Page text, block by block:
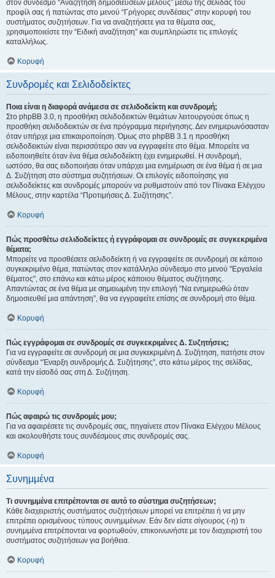
στον σύνδεσμο “Αναζήτηση δημοσιεύσεων μέλους” μέσω της σελίδας του
προφίλ σας ή πατώντας στο μενού “Γρήγορες συνδέσεις” στην κορυφή του
συστήματος συζητήσεων. Για να αναζητήσετε για τα θέματα σας,
χρησιμοποιείστε την “Ειδική αναζήτηση” και συμπληρώστε τις επιλογές
καταλλήλως.
Κορυφή
Συνδρομές και Σελιδοδείκτες
Ποια είναι η διαφορά ανάμεσα σε σελιδοδείκτη και συνδρομή;
Στο phpBB 3.0, η προσθήκη σελιδοδεικτών θεμάτων λειτουργούσε όπως η
προσθήκη σελιδοδεικτών σε ένα πρόγραμμα περιήγησης. Δεν ενημερωνόσασταν
όταν υπήρχε μια επικαιροποίηση. Όμως στο phpBB 3.1 η προσθήκη
σελιδοδεικτών είναι περισσότερο σαν να εγγραφείτε στο θέμα. Μπορείτε να
ειδοποιηθείτε όταν ένα θέμα σελιδοδείκτη έχει ενημερωθεί. Η συνδρομή,
ωστόσο, θα σας ειδοποιήσει όταν υπάρχει μια ενημέρωση σε ένα θέμα ή σε μια
Δ. Συζήτηση στο σύστημα συζητήσεων. Οι επιλογές ειδοποίησης για
σελιδοδείκτες και συνδρομές μπορούν να ρυθμιστούν από τον Πίνακα Ελέγχου
Μέλους, στην καρτέλα “Προτιμήσεις Δ. Συζήτησης”.
Κορυφή
Πώς προσθέτω σελιδοδείκτες ή εγγράφομαι σε συνδρομές σε συγκεκριμένα
θέματα;
Μπορείτε να προσθέσετε σελιδοδείκτη ή να εγγραφείτε σε συνδρομή σε κάποιο
συγκεκριμένο θέμα, πατώντας στον κατάλληλο σύνδεσμο στο μενού "Εργαλεία
θέματος", στο επάνω και κάτω μέρος κάποιου θέματος συζήτησης.
Απαντώντας σε ένα θέμα με σημειωμένη την επιλογή “Να ενημερωθώ όταν
δημοσιευθεί μια απάντηση”, θα να εγγραφείτε επίσης σε συνδρομή στο θέμα.
Κορυφή
Πώς εγγράφομαι σε συνδρομές σε συγκεκριμένες Δ. Συζητήσεις;
Για να εγγραφείτε σε συνδρομή σε μια συγκεκριμένη Δ. Συζήτηση, πατήστε στον
σύνδεσμο “Έναρξη συνδρομής Δ. Συζήτησης”, στο κάτω μέρος της σελίδας,
κατά την είσοδό σας στη Δ. Συζήτηση.
Κορυφή
Πώς αφαιρώ τις συνδρομές μου;
Για να αφαιρέσετε τις συνδρομές σας, πηγαίνετε στον Πίνακα Ελέγχου Μέλους
και ακολουθήστε τους συνδέσμους στις συνδρομές σας.
Κορυφή
Συνημμένα
Τι συνημμένα επιτρέπονται σε αυτό το σύστημα συζητήσεων;
Κάθε διαχειριστής συστήματος συζητήσεων μπορεί να επιτρέπει ή να μην
επιτρέπει ορισμένους τύπους συνημμένων. Εάν δεν είστε σίγουρος (-η) τι
συνημμένα επιτρέπονται να φορτωθούν, επικοινωνήστε με τον διαχειριστή του
συστήματος συζητήσεων για βοήθεια.
Κορυφή